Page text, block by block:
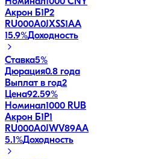
Номинал1000 CNY
Акрон Б1P2
RU000A0JXSS1AA
15.9%Доходность
Ставка5%
Дюрация0.8 года
Выплат в год2
Цена92.59%
Номинал1000 RUB
Акрон Б1P1
RU000A0JWV89AA
5.1%Доходность